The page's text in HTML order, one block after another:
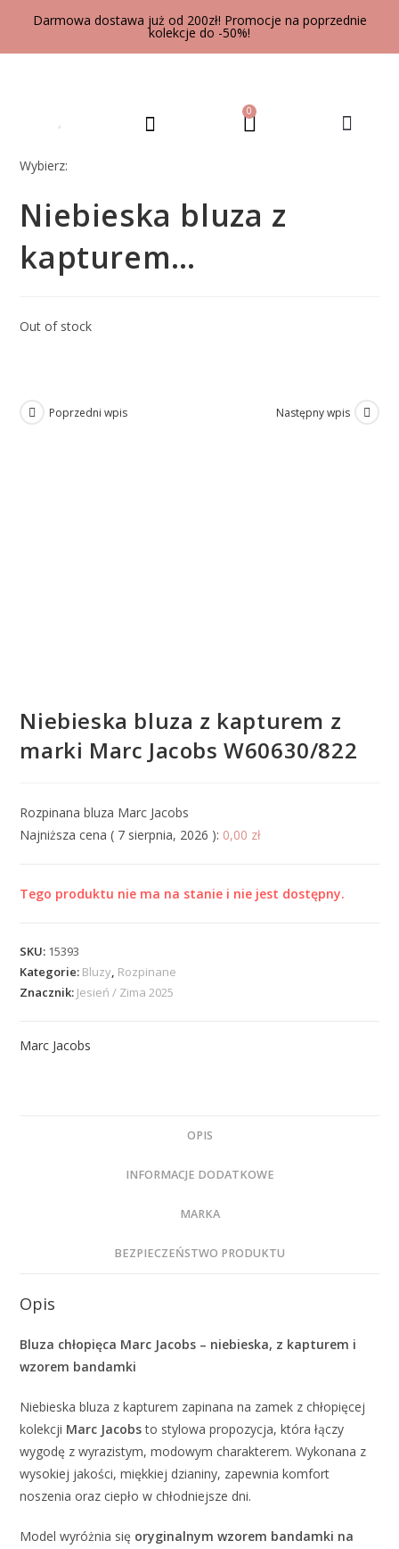
Darmowa dostawa już od 200zł! Promocje na poprzednie
kolekcje do -50%!
0
Wybierz:
Niebieska bluza z
kapturem…
Out of stock
Poprzedni wpis Następny wpis
Niebieska bluza z kapturem z
marki Marc Jacobs W60630/822
Rozpinana bluza Marc Jacobs
Najniższa cena ( 7 sierpnia, 2026 ): 0,00 zł
Tego produktu nie ma na stanie i nie jest dostępny.
SKU: 15393
Kategorie: Bluzy, Rozpinane
Znacznik: Jesień / Zima 2025
Marc Jacobs
OPIS
INFORMACJE DODATKOWE
MARKA
BEZPIECZEŃSTWO PRODUKTU
Opis
Bluza chłopięca Marc Jacobs – niebieska, z kapturem i
wzorem bandamki
Niebieska bluza z kapturem zapinana na zamek z chłopięcej
kolekcji Marc Jacobsto stylowa propozycja, która łączy
wygodę z wyrazistym, modowym charakterem. Wykonana z
wysokiej jakości, miękkiej dzianiny, zapewnia komfort
noszenia oraz ciepło w chłodniejsze dni.
Model wyróżnia się oryginalnym wzorem bandamki na